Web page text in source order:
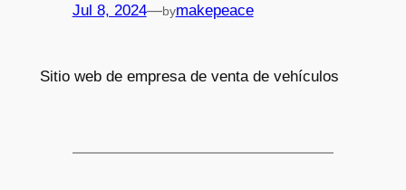
Jul 8, 2024—bymakepeace
Sitio web de empresa de venta de vehículos